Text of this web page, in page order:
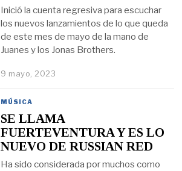
Inició la cuenta regresiva para escuchar
los nuevos lanzamientos de lo que queda
de este mes de mayo de la mano de
Juanes y los Jonas Brothers.
9 mayo, 2023
MÚSICA
SE LLAMA
FUERTEVENTURA Y ES LO
NUEVO DE RUSSIAN RED
Ha sido considerada por muchos como